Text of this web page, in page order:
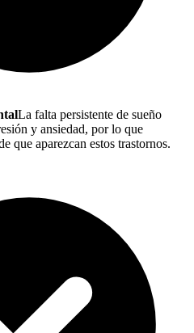
La falta persistente de sueño
y ansiedad, por lo que
que aparezcan estos trastornos.